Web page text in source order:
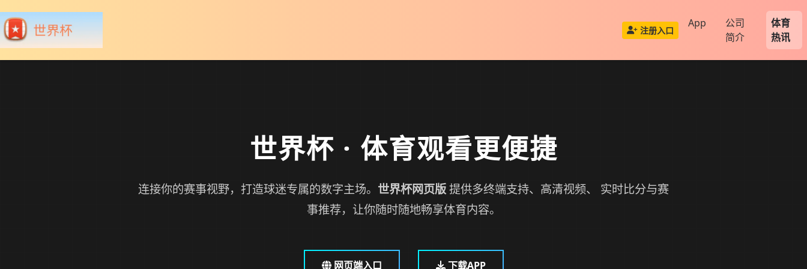
注册入口
App
公司
简介
体育
热讯
世界杯 · 体育观看更便捷
连接你的赛事视野，打造球迷专属的数字主场。 世界杯网页版提供多终端支持、高清视频、 实时比分与赛
事推荐，让你随时随地畅享体育内容。
网页端入口 下载APP